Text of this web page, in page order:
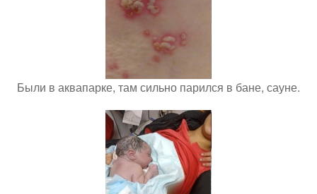
Были в аквапарке, там сильно парился в бане, сауне.